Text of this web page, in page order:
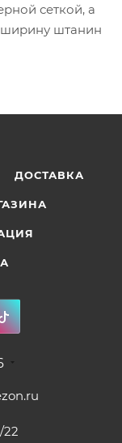
сеткой, а
ширину штанин
ДОСТАВКА
22